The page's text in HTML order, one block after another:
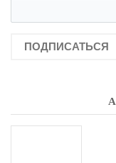
ПОДПИСАТЬСЯ